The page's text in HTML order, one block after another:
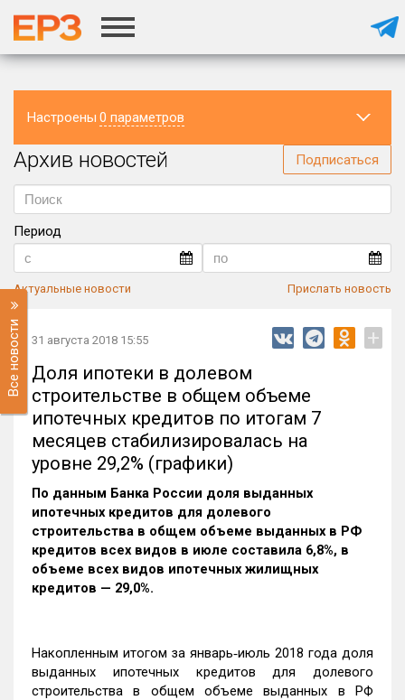
Настроены 0 параметров
Регион
Архив новостей Подписаться
Период
Актуальные новости Прислать новость
Все новости 31 августа 2018 15:55 +
Доля ипотеки в долевом
строительстве в общем объеме
ипотечных кредитов по итогам 7
месяцев стабилизировалась на
уровне 29,2% (графики)
По данным Банка России доля выданных
ипотечных кредитов для долевого
строительства в общем объеме выданных в РФ
кредитов всех видов в июле составила 6,8%, в
объеме всех видов ипотечных жилищных
кредитов — 29,0%.
Накопленным итогом за январь‑июль 2018 года доля
выданных ипотечных кредитов для долевого
строительства в общем объеме выданных в РФ